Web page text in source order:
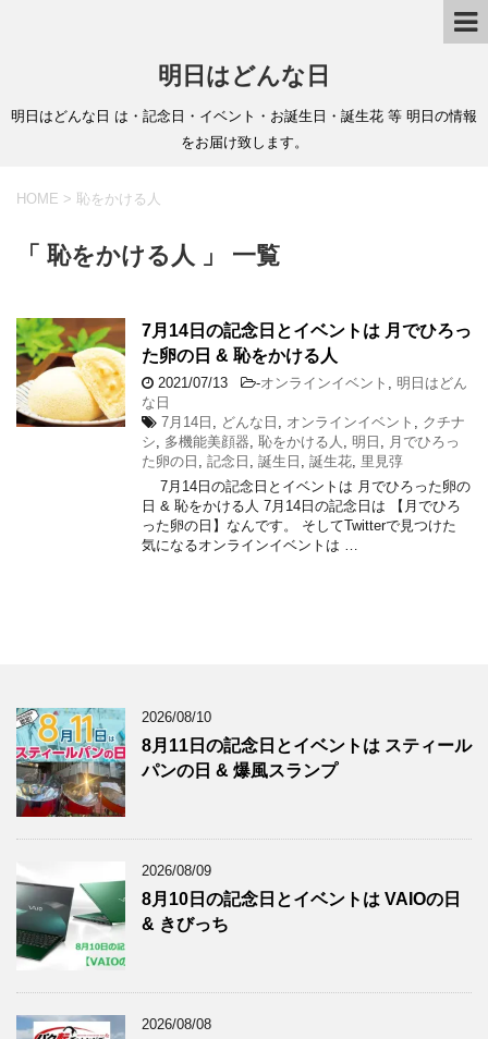
明日はどんな日
明日はどんな日 は・記念日・イベント・お誕生日・誕生花 等 明日の情報
をお届け致します。
HOME > 恥をかける人
「 恥をかける人 」 一覧
7月14日の記念日とイベントは 月でひろっ
た卵の日 & 恥をかける人
2021/07/13 -オンラインイベント
明日はどん
な日
7月14日
どんな日 オンラインイベント
クチナ
シ
多機能美顔器 恥をかける人 明日
月でひろっ
た卵の日
記念日 誕生日 誕生花 里見弴
7月14日の記念日とイベントは 月でひろった卵の
日 & 恥をかける人 7月14日の記念日は 【月でひろ
った卵の日】なんです。 そしてTwitterで見つけた
気になるオンラインイベントは …
2026/08/10
8月11日の記念日とイベントは スティール
パンの日 & 爆風スランプ
2026/08/09
8月10日の記念日とイベントは VAIOの日
& きびっち
2026/08/08